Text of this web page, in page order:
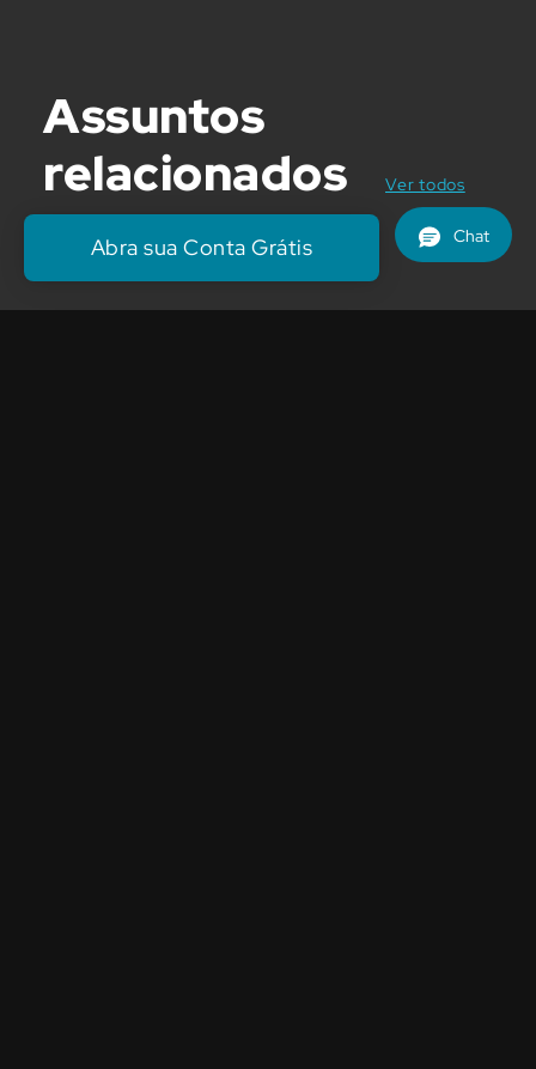
Assuntos
relacionados
Ver todosposts
Abra sua Conta Grátis